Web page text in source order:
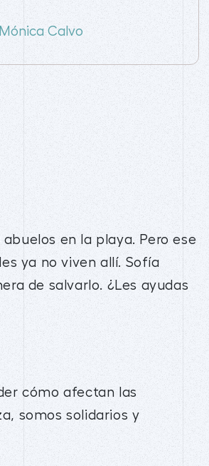
Mónica Calvo
en la playa. Pero ese
ya no viven allí. Sofía
de salvarlo. ¿Les ayudas
cómo afectan las
somos solidarios y